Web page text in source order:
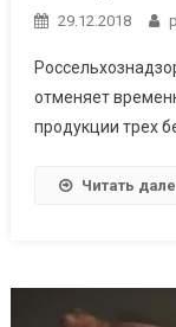
29.12.2018
отменяет
продукции трех
Читать